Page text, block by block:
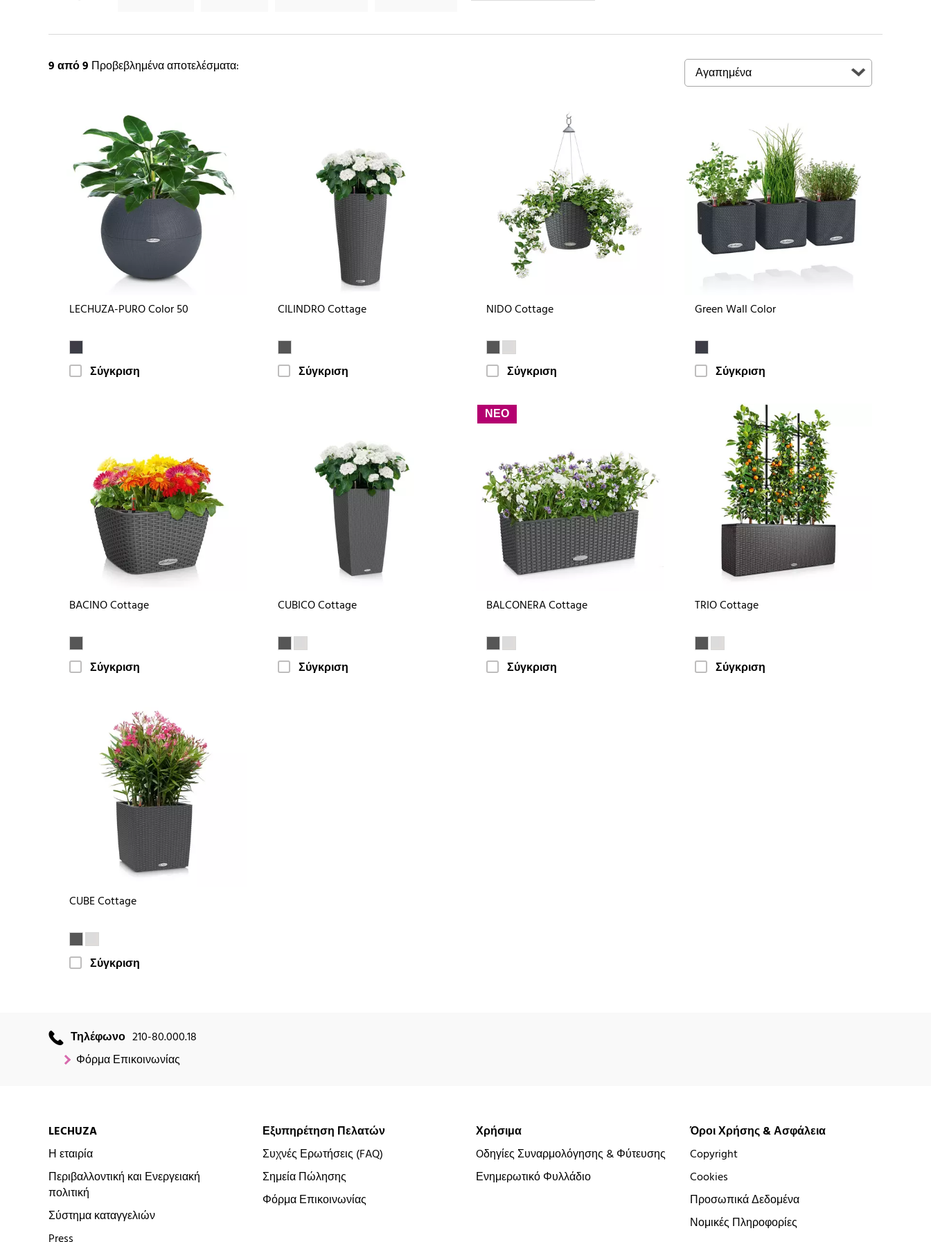
9από 9 Προβεβλημένα αποτελέσματα:
LECHUZA-PURO Color 50
Σύγκριση
CILINDRO Cottage
Σύγκριση
NIDO Cottage
Σύγκριση
Green Wall Color
Σύγκριση
BACINO Cottage
Σύγκριση
CUBICO Cottage
Σύγκριση
ΝΕΟ
BALCONERA Cottage
Σύγκριση
TRIO Cottage
Σύγκριση
CUBE Cottage
Σύγκριση
Τηλέφωνο 210-80.000.18
Φόρμα Επικοινωνίας
LECHUZA
Η εταιρία
Περιβαλλοντική και Ενεργειακή
πολιτική
Σύστημα καταγγελιών
Εξυπηρέτηση Πελατών
Συχνές Ερωτήσεις (FAQ)
Σημεία Πώλησης
Φόρμα Επικοινωνίας
Χρήσιμα
Oδηγίες Συναρμολόγησης & Φύτευσης
Ενημερωτικό Φυλλάδιο
Όροι Χρήσης & Ασφάλεια
Copyright
Cookies
Προσωπικά Δεδομένα
Νομικές Πληροφορίες